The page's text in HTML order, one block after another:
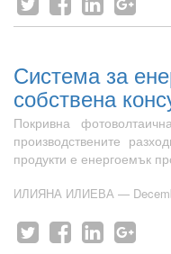
Система за
собствена
Покривна
производствените
продукти е енергоемък
ИЛИЯНА ИЛИЕВА —